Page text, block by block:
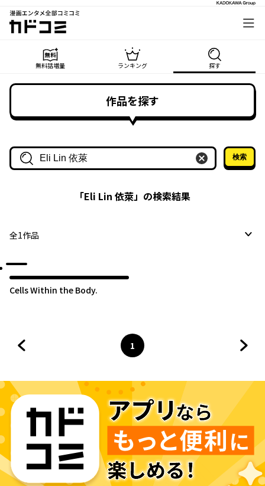
漫画エンタメ全部コミコミ
カドコミ
無料話増量 ランキング 探す
作品を探す
作品名・作家名で探す
検索
「Eli Lin 依萊」の検索結果
全1作品
Cells Within the Body.
ページ
1
へ